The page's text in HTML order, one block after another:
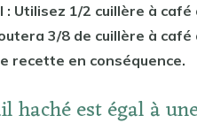
: Utilisez 1/2 cuillère à
3/8 de cuillère à
recette en conséquence.
haché est égal à